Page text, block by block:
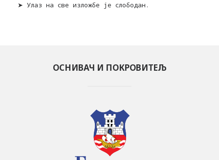
➤ Улаз на све изложбе је слободан.
ОСНИВАЧ И ПОКРОВИТЕЉ